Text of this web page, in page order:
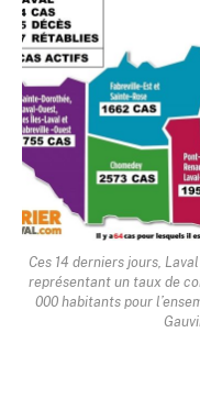
Ces 14 derniers jours,
représentant un taux de
000 habitants pour